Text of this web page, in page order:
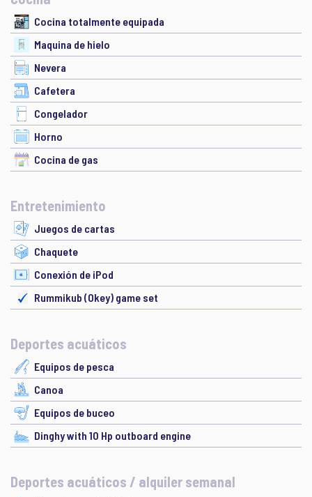
Cocina totalmente equipada
Maquina de hielo
Nevera
Cafetera
Congelador
Horno
Cocina de gas
Entretenimiento
Juegos de cartas
Chaquete
Conexión de iPod
Rummikub (Okey) game set
Deportes acuáticos
Equipos de pesca
Canoa
Equipos de buceo
Dinghy with 10 Hp outboard engine
Deportes acuáticos / alquiler semanal